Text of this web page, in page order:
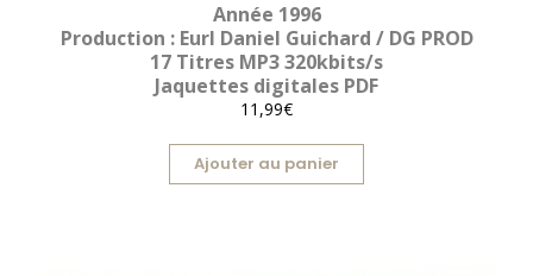
Année 1996
Production : Eurl Daniel Guichard / DG PROD
17 Titres MP3 320kbits/s
Jaquettes digitales PDF
11,99€
Ajouter au panier